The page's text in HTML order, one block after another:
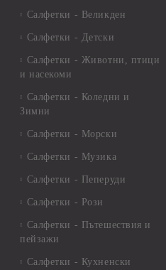
Салфетки - Великден
Салфетки - Детски
Салфетки - Животни, птици
и насекоми
Салфетки - Коледни и
Зимни
Салфетки - Морски
Салфетки - Музика
Салфетки - Пеперуди
Салфетки - Рози
Салфетки - Пътешествия и
пейзажи
Салфетки - Кухненски